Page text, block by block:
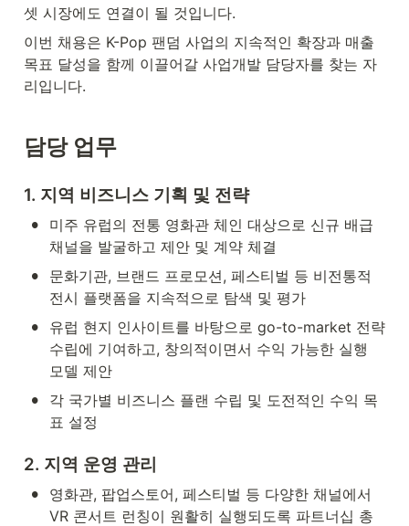
셋 시장에도 연결이 될 것입니다.
이번 채용은 K-Pop 팬덤 사업의 지속적인 확장과 매출
목표 달성을 함께 이끌어갈 사업개발 담당자를 찾는 자
리입니다.
담당 업무
1. 지역 비즈니스 기획 및 전략
•
미주 유럽의 전통 영화관 체인 대상으로 신규 배급
채널을 발굴하고 제안 및 계약 체결
•
문화기관, 브랜드 프로모션, 페스티벌 등 비전통적
전시 플랫폼을 지속적으로 탐색 및 평가
•
유럽 현지 인사이트를 바탕으로 go-to-market 전략
수립에 기여하고, 창의적이면서 수익 가능한 실행
모델 제안
•
각 국가별 비즈니스 플랜 수립 및 도전적인 수익 목
표 설정
2. 지역 운영 관리
•
영화관, 팝업스토어, 페스티벌 등 다양한 채널에서
VR 콘서트 런칭이 원활히 실행되도록 파트너십 총